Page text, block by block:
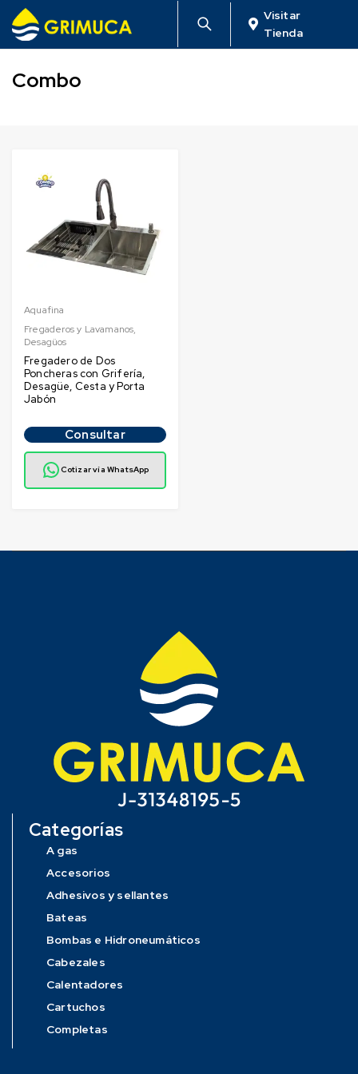
Visitar
Tienda
Combo
Aquafina
Fregaderos y Lavamanos,
Desagüos
Fregadero de Dos
Poncheras con Grifería,
Desagüe, Cesta y Porta
Jabón
Consultar
Cotizar vía WhatsApp
Categorías
A gas
Accesorios
Adhesivos y sellantes
Bateas
Bombas e Hidroneumáticos
Cabezales
Calentadores
Cartuchos
Completas